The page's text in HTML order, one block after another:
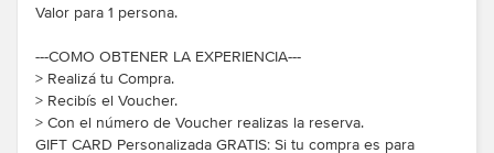
Valor para 1 persona.
---COMO OBTENER LA EXPERIENCIA---
> Realizá tu Compra.
> Recibís el Voucher.
> Con el número de Voucher realizas la reserva.
GIFT CARD Personalizada GRATIS: Si tu compra es para